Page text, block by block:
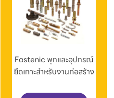
Fastenic พุกและอุปกรณ์
ยึดเกาะสำหรับงานก่อสร้าง